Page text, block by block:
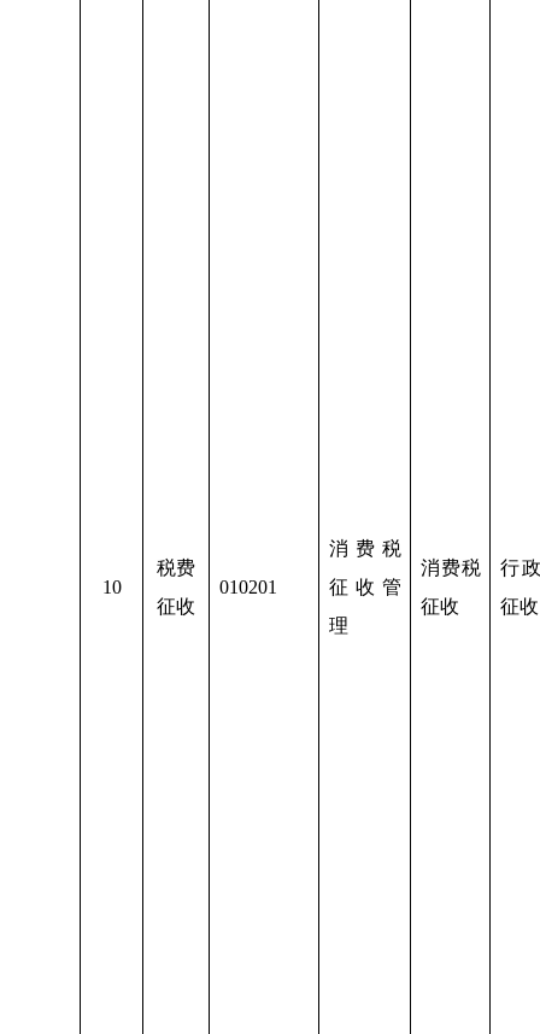
10
税费
征收
010201
消费税
征收管
理
消费税
征收
行
征收